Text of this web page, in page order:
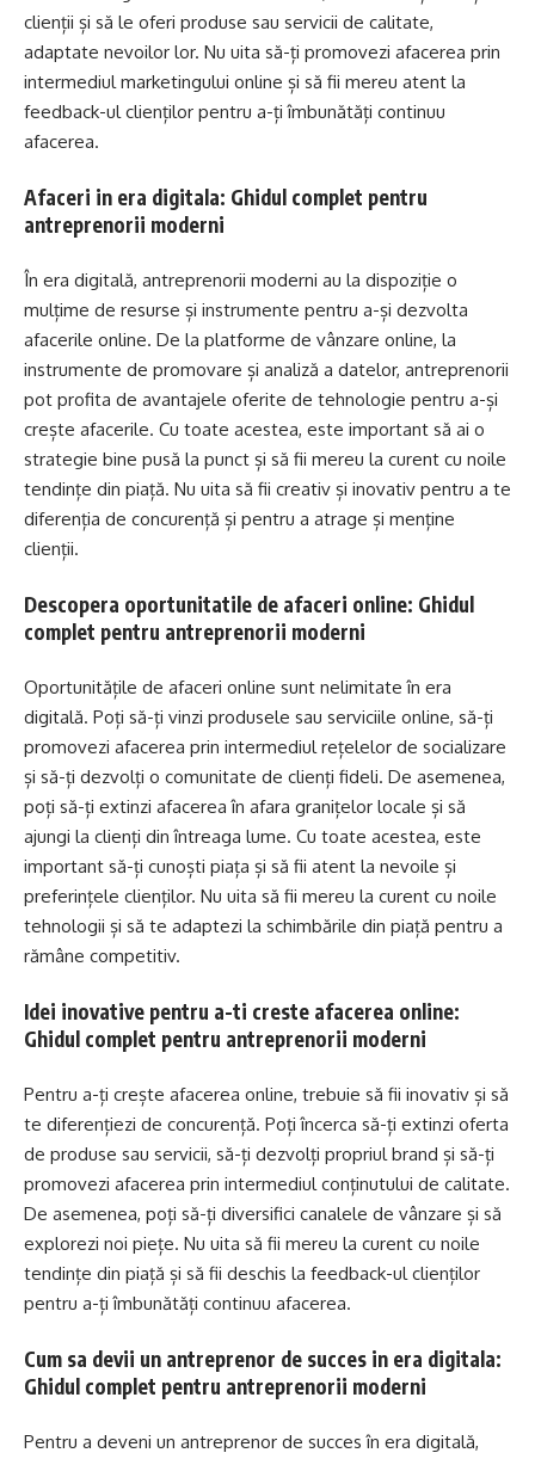
clienții și să le oferi produse sau servicii de calitate,
adaptate nevoilor lor. Nu uita să-ți promovezi afacerea prin
intermediul marketingului online și să fii mereu atent la
feedback-ul clienților pentru a-ți îmbunătăți continuu
afacerea.
Afaceri in era digitala: Ghidul complet pentru
antreprenorii moderni
În era digitală, antreprenorii moderni au la dispoziție o
mulțime de resurse și instrumente pentru a-și dezvolta
afacerile online. De la platforme de vânzare online, la
instrumente de promovare și analiză a datelor, antreprenorii
pot profita de avantajele oferite de tehnologie pentru a-și
crește afacerile. Cu toate acestea, este important să ai o
strategie bine pusă la punct și să fii mereu la curent cu noile
tendințe din piață. Nu uita să fii creativ și inovativ pentru a te
diferenția de concurență și pentru a atrage și menține
clienții.
Descopera oportunitatile de afaceri online: Ghidul
complet pentru antreprenorii moderni
Oportunitățile de afaceri online sunt nelimitate în era
digitală. Poți să-ți vinzi produsele sau serviciile online, să-ți
promovezi afacerea prin intermediul rețelelor de socializare
și să-ți dezvolți o comunitate de clienți fideli. De asemenea,
poți să-ți extinzi afacerea în afara granițelor locale și să
ajungi la clienți din întreaga lume. Cu toate acestea, este
important să-ți cunoști piața și să fii atent la nevoile și
preferințele clienților. Nu uita să fii mereu la curent cu noile
tehnologii și să te adaptezi la schimbările din piață pentru a
rămâne competitiv.
Idei inovative pentru a-ti creste afacerea online:
Ghidul complet pentru antreprenorii moderni
Pentru a-ți crește afacerea online, trebuie să fii inovativ și să
te diferențiezi de concurență. Poți încerca să-ți extinzi oferta
de produse sau servicii, să-ți dezvolți propriul brand și să-ți
promovezi afacerea prin intermediul conținutului de calitate.
De asemenea, poți să-ți diversifici canalele de vânzare și să
explorezi noi piețe. Nu uita să fii mereu la curent cu noile
tendințe din piață și să fii deschis la feedback-ul clienților
pentru a-ți îmbunătăți continuu afacerea.
Cum sa devii un antreprenor de succes in era digitala:
Ghidul complet pentru antreprenorii moderni
Pentru a deveni un antreprenor de succes în era digitală,